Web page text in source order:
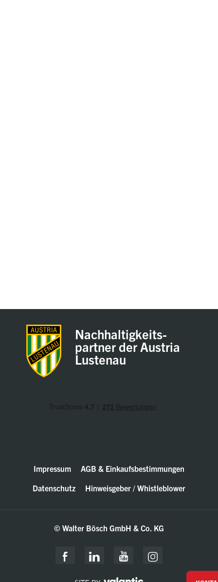
Nachhaltigkeits-
partner der Austria
Lustenau
Impressum
AGB & Einkaufsbestimmungen
Datenschutz
Hinweisgeber / Whistleblower
© Walter Bösch GmbH & Co. KG